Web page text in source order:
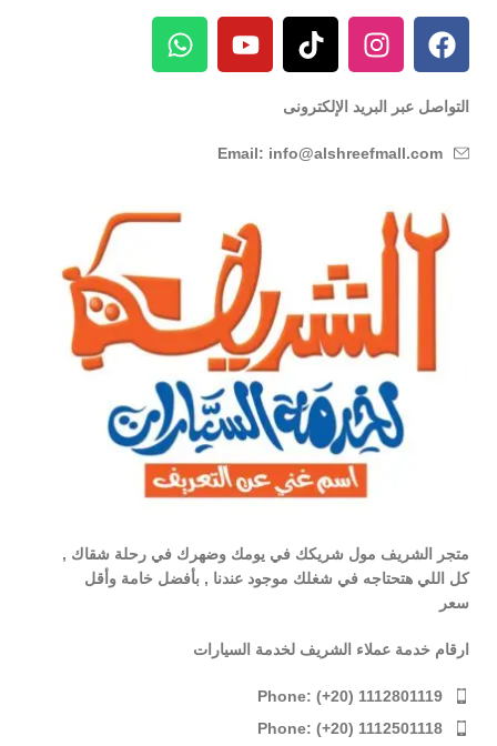
التواصل عبر البريد الإلكترونى
Email: info@alshreefmall.com
متجر الشريف مول شريكك في يومك وضهرك في رحلة شقاك ,
كل اللي هتحتاجه في شغلك موجود عندنا , بأفضل خامة وأقل
سعر
ارقام خدمة عملاء الشريف لخدمة السيارات
Phone: (+20) 1112801119
Phone: (+20) 1112501118